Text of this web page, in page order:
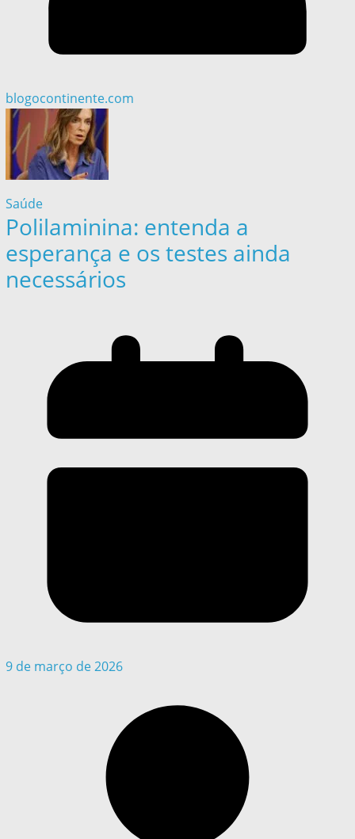
blogocontinente.com
Saúde
Polilaminina: entenda a
esperança e os testes ainda
necessários
9 de março de 2026